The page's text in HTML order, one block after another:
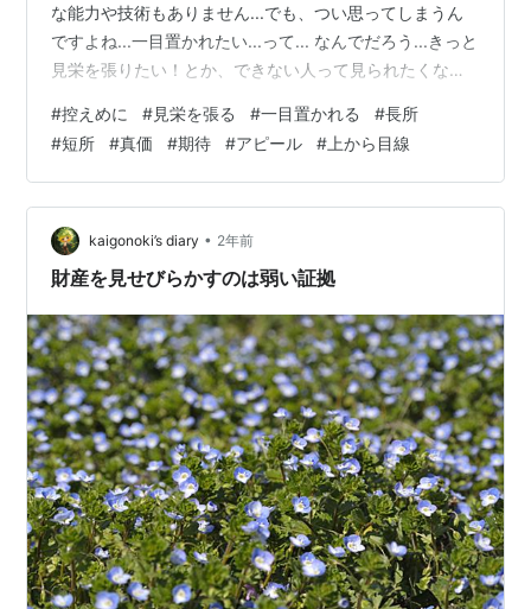
な能力や技術もありません...でも、つい思ってしまうん
ですよね...一目置かれたい...って... なんでだろう...きっと
見栄を張りたい！とか、できない人って見られたくな
るからですよね... もちろん、普段の行動が、周囲をあっ
と言わせたり、一目置かれるような行動であれば、それ
はそれで嬉しいこと... でも、それだけが全てではないは
ずですよね...（負け惜しみかもしれませんが...） 毎回毎
回、いつでもどこでも凄い存在である必要…
#控えめに #見栄を張る #一目置かれる #長所
#短所 #真価 #期待 #アピール # 上から目線
kaigonoki’s diary • 2年前
財産を見せびらかすのは弱い証拠